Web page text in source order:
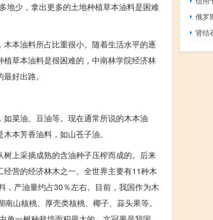
地少，拿出更多的土地种植草本油料是困难
本油料所占比重很小。随着生活水平的逐
草本油料是很困难的，中南林学院经济林
好出路。
菜油、豆油等。现在通常所说的木本油
本芳香油料，如山苍子油。
上采摘成熟的含油种子压榨而成的。后来
营的经济林木之一。全世界主要有11种木
，产油量约占30％左右。目前，我国作为木
山核桃、厚壳类核桃、椰子、蒜头果等。
俄罗
肾结